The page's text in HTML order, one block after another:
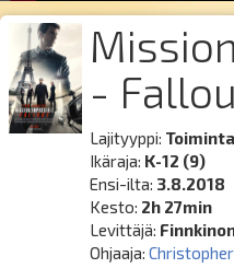
-
Lajityyppi:
Ikäraja: K-12 (9)
Ensi-ilta: 3.8.2018
Kesto: 2h 27min
Levittäjä:
Ohjaaja: